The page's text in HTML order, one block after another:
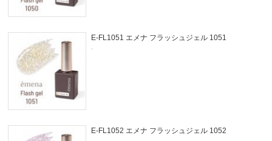
E-FL1051 エメナ フラッシュジェル 1051
.
E-FL1052 エメナ フラッシュジェル 1052